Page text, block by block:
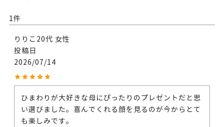
1
りりこ 20代 女性
投稿日
2026/07/14
ひまわりが大好きな母にぴったりのプレゼントだと思
い選びました。喜んでくれる顔を見るのが今からとて